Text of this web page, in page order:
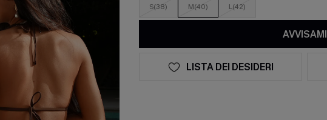
S(38) M(40) L(42)
AVVISAMI
LISTA DEI DESIDERI